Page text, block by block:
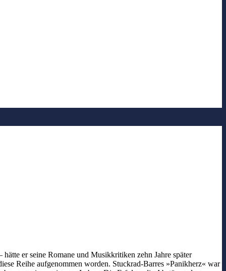
er seine Romane und Musikkritiken zehn Jahre später
Reihe aufgenommen worden. Stuckrad-Barres »Panikherz« war